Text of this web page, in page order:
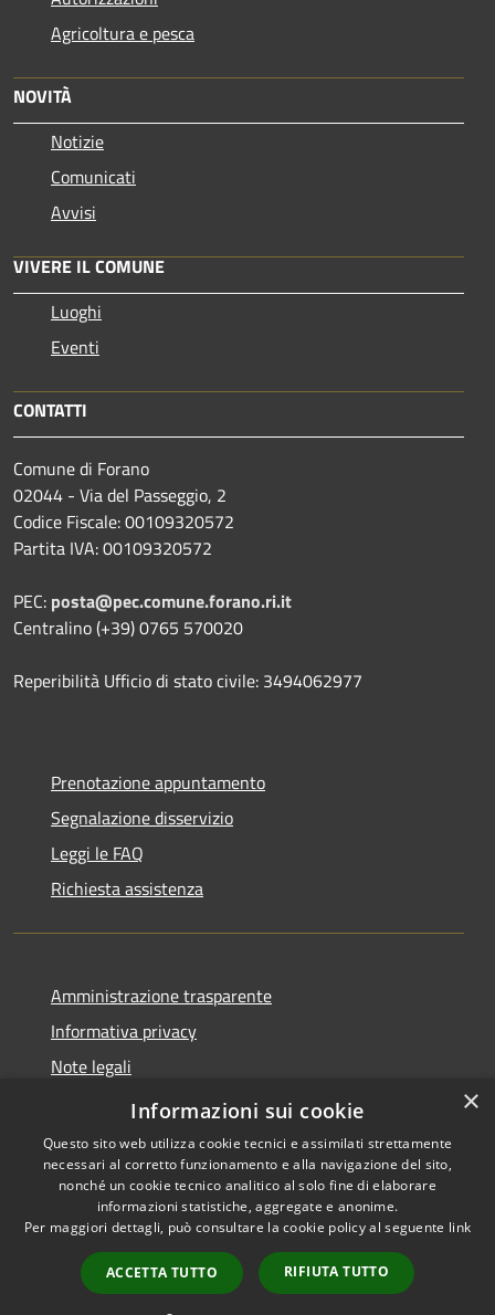
Agricoltura e pesca
NOVITÀ
Notizie
Comunicati
Avvisi
VIVERE IL COMUNE
Luoghi
Eventi
CONTATTI
Comune di Forano
02044 - Via del Passeggio, 2
Codice Fiscale: 00109320572
Partita IVA: 00109320572
PEC: posta@pec.comune.forano.ri.it
Centralino (+39) 0765 570020
Reperibilità Ufficio di stato civile: 3494062977
Prenotazione appuntamento
Segnalazione disservizio
Leggi le FAQ
Richiesta assistenza
Amministrazione trasparente
Informativa privacy
Note legali
Dichiarazione di accessibilità
Accessibilità
Copyright © 2026 • Comune di
Forano • Powered by
Municipium•
Accesso
redazione
×
Informazioni sui cookie
Questo sito web utilizza cookie tecnici e assimilati strettamente
necessari al corretto funzionamento e alla navigazione del sito,
nonché un cookie tecnico analitico al solo fine di elaborare
informazioni statistiche, aggregate e anonime.
Per maggiori dettagli, può consultare la cookie policy al seguente link
ACCETTA TUTTO RIFIUTA TUTTO